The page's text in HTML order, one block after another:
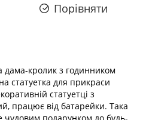
Порівняти
дама-кролик з годинником
статуетка для прикраси
статуетці з
працює від батарейки. Така
чудовим подарунком до будь-